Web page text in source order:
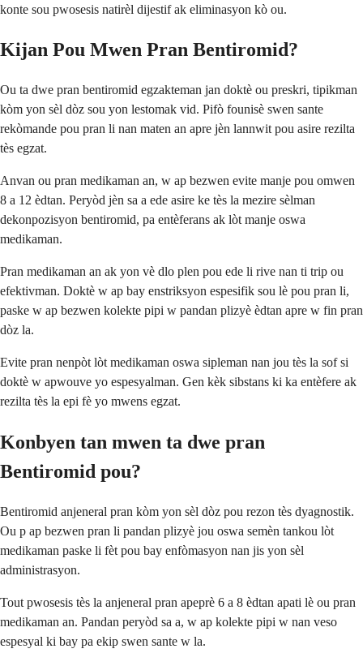
konte sou pwosesis natirèl dijestif ak eliminasyon kò ou.
Kijan Pou Mwen Pran Bentiromid?
Ou ta dwe pran bentiromid egzakteman jan doktè ou preskri, tipikman
kòm yon sèl dòz sou yon lestomak vid. Pifò founisè swen sante
rekòmande pou pran li nan maten an apre jèn lannwit pou asire rezilta
tès egzat.
Anvan ou pran medikaman an, w ap bezwen evite manje pou omwen
8 a 12 èdtan. Peryòd jèn sa a ede asire ke tès la mezire sèlman
dekonpozisyon bentiromid, pa entèferans ak lòt manje oswa
medikaman.
Pran medikaman an ak yon vè dlo plen pou ede li rive nan ti trip ou
efektivman. Doktè w ap bay enstriksyon espesifik sou lè pou pran li,
paske w ap bezwen kolekte pipi w pandan plizyè èdtan apre w fin pran
dòz la.
Evite pran nenpòt lòt medikaman oswa sipleman nan jou tès la sof si
doktè w apwouve yo espesyalman. Gen kèk sibstans ki ka entèfere ak
rezilta tès la epi fè yo mwens egzat.
Konbyen tan mwen ta dwe pran
Bentiromid pou?
Bentiromid anjeneral pran kòm yon sèl dòz pou rezon tès dyagnostik.
Ou p ap bezwen pran li pandan plizyè jou oswa semèn tankou lòt
medikaman paske li fèt pou bay enfòmasyon nan jis yon sèl
administrasyon.
Tout pwosesis tès la anjeneral pran apeprè 6 a 8 èdtan apati lè ou pran
medikaman an. Pandan peryòd sa a, w ap kolekte pipi w nan veso
espesyal ki bay pa ekip swen sante w la.